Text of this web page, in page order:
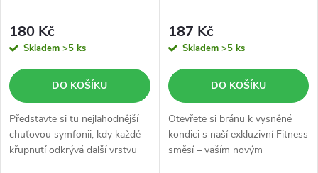
180 Kč
Skladem >5 ks
DO KOŠÍKU
Představte si tu nejlahodnější
chuťovou symfonii, kdy každé
křupnutí odkrývá další vrstvu
neodolatelné chuti.
187 Kč
Skladem >5 ks
DO KOŠÍKU
Otevřete si bránu k vysněné
kondici s naší exkluzivní Fitness
směsí – vaším novým
nezbytným společníkem na